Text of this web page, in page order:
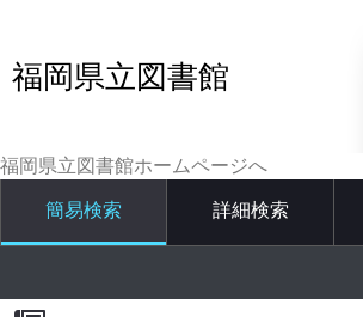
福岡県立図書館
福岡県立図書館ホームページへ
簡易検索 詳細検索